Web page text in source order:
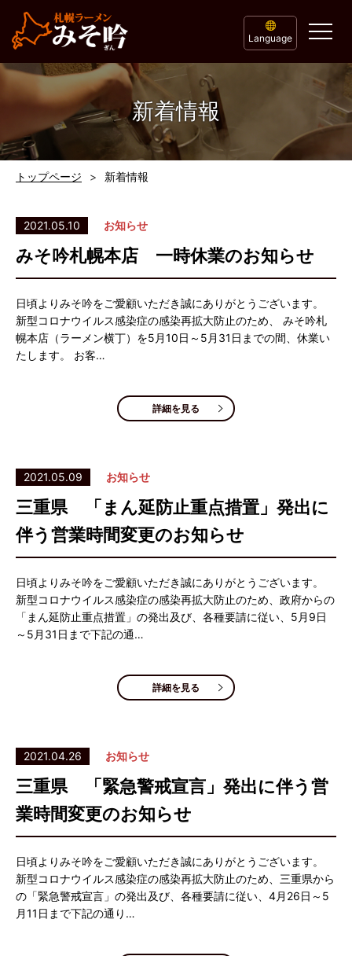
Language
新着情報
トップページ 新着情報
2021.05.10 お知らせ
みそ吟札幌本店 一時休業のお知らせ
日頃よりみそ吟をご愛顧いただき誠にありがとうございます。
新型コロナウイルス感染症の感染再拡大防止のため、 みそ吟札
幌本店（ラーメン横丁）を5月10日～5月31日までの間、休業い
たします。 お客…
詳細を見る
2021.05.09 お知らせ
三重県 「まん延防止重点措置」発出に
伴う営業時間変更のお知らせ
日頃よりみそ吟をご愛顧いただき誠にありがとうございます。
新型コロナウイルス感染症の感染再拡大防止のため、政府からの
「まん延防止重点措置」の発出及び、各種要請に従い、5月9日
～5月31日まで下記の通…
詳細を見る
2021.04.26 お知らせ
三重県 「緊急警戒宣言」発出に伴う営
業時間変更のお知らせ
日頃よりみそ吟をご愛顧いただき誠にありがとうございます。
新型コロナウイルス感染症の感染再拡大防止のため、三重県から
の「緊急警戒宣言」の発出及び、各種要請に従い、4月26日～5
月11日まで下記の通り…